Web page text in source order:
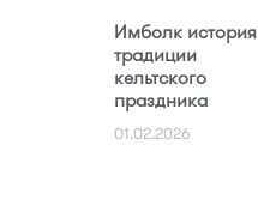
Имболк история
традиции
кельтского
праздника
01.02.2026